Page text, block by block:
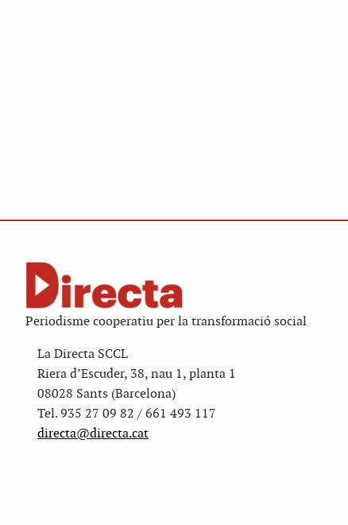
Periodisme cooperatiu per la transformació social
La Directa SCCL
Riera d’Escuder, 38, nau 1, planta 1
08028 Sants (Barcelona)
Tel. 935 27 09 82 / 661 493 117
directa@directa.cat